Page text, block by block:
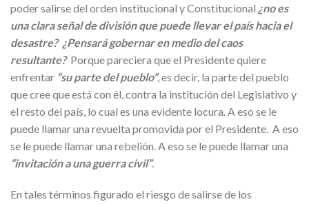
poder salirse del orden institucional y Constitucional ¿no es
una clara señal de división que puede llevar el país hacia el
desastre? ¿Pensará gobernar en medio del caos
resultante? Porque pareciera que el Presidente quiere
enfrentar “su parte del pueblo”, es decir, la parte del pueblo
que cree que está con él, contra la institución del Legislativo y
el resto del país, lo cual es una evidente locura. A eso se le
puede llamar una revuelta promovida por el Presidente. A eso
se le puede llamar una rebelión. A eso se le puede llamar una
“invitación a una guerra civil”.
En tales términos figurado el riesgo de salirse de los